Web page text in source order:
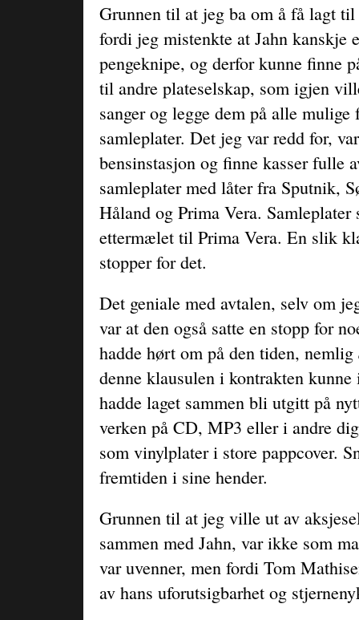
Grunnen til at jeg ba om å få lagt
fordi jeg mistenkte at Jahn kanskje
pengeknipe, og derfor kunne finne
til andre plateselskap, som igjen
sanger og legge dem på alle
samleplater. Det jeg var redd for,
bensinstasjon og finne kasser fulle
samleplater med låter fra Sputnik,
Håland og Prima Vera.
ettermælet til Prima Vera. En slik
stopper for det.
Det geniale med avtalen, selv om
var at den også satte en stopp for
hadde hørt om på den tiden, nemlig
denne klausulen i kontrakten
hadde laget sammen bli utgitt på
verken på CD, MP3 eller i andre
som vinylplater i store pappcover.
fremtiden i sine hender.
Grunnen til at jeg ville ut av
sammen med Jahn, var ikke som
var uvenner, men fordi Tom
av hans uforutsigbarhet og